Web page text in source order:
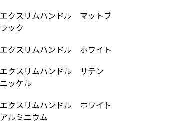
エクスリムハンドル マットブ
ラック
エクスリムハンドル ホワイト
エクスリムハンドル サテン
ニッケル
エクスリムハンドル ホワイト
アルミニウム